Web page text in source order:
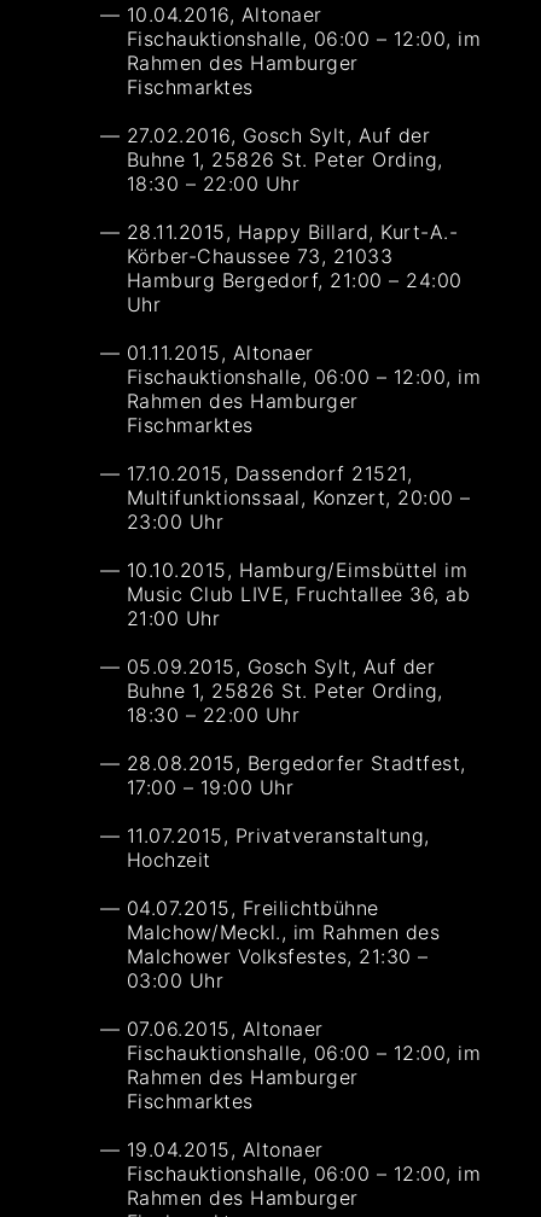
10.04.2016, Altonaer
Fischauktionshalle, 06:00 – 12:00, im
Rahmen des Hamburger
Fischmarktes
27.02.2016, Gosch Sylt, Auf der
Buhne 1, 25826 St. Peter Ording,
18:30 – 22:00 Uhr
28.11.2015, Happy Billard, Kurt-A.-
Körber-Chaussee 73, 21033
Hamburg Bergedorf, 21:00 – 24:00
Uhr
01.11.2015, Altonaer
Fischauktionshalle, 06:00 – 12:00, im
Rahmen des Hamburger
Fischmarktes
17.10.2015, Dassendorf 21521,
Multifunktionssaal, Konzert, 20:00 –
23:00 Uhr
10.10.2015, Hamburg/Eimsbüttel im
Music Club LIVE, Fruchtallee 36, ab
21:00 Uhr
05.09.2015, Gosch Sylt, Auf der
Buhne 1, 25826 St. Peter Ording,
18:30 – 22:00 Uhr
28.08.2015, Bergedorfer Stadtfest,
17:00 – 19:00 Uhr
11.07.2015, Privatveranstaltung,
Hochzeit
04.07.2015, Freilichtbühne
Malchow/Meckl., im Rahmen des
Malchower Volksfestes, 21:30 –
03:00 Uhr
07.06.2015, Altonaer
Fischauktionshalle, 06:00 – 12:00, im
Rahmen des Hamburger
Fischmarktes
19.04.2015, Altonaer
Fischauktionshalle, 06:00 – 12:00, im
Rahmen des Hamburger